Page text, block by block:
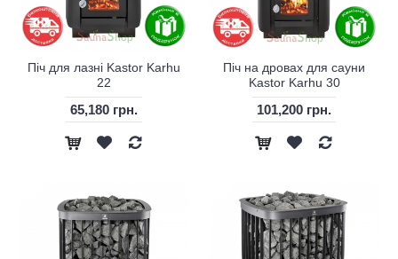
Піч для лазні Kastor Karhu
22
65,180 грн.
Піч на дровах для сауни
Kastor Karhu 30
101,200 грн.